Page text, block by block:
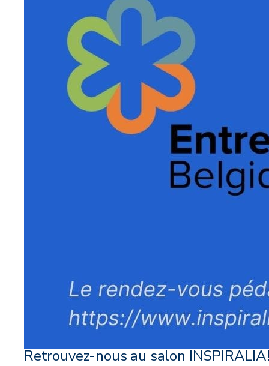
Retrouvez-nous au salon